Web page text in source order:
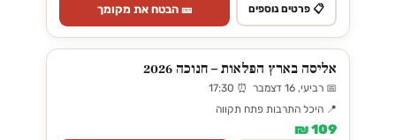
📋 פרטים נוספים 🎫 הבטח את מקומך
אליסה בארץ הפלאות – חנוכה 2026
📅 רביעי, 16 דצמבר ⏰ 17:30
📍 היכל התרבות פתח תקווה
109 ₪